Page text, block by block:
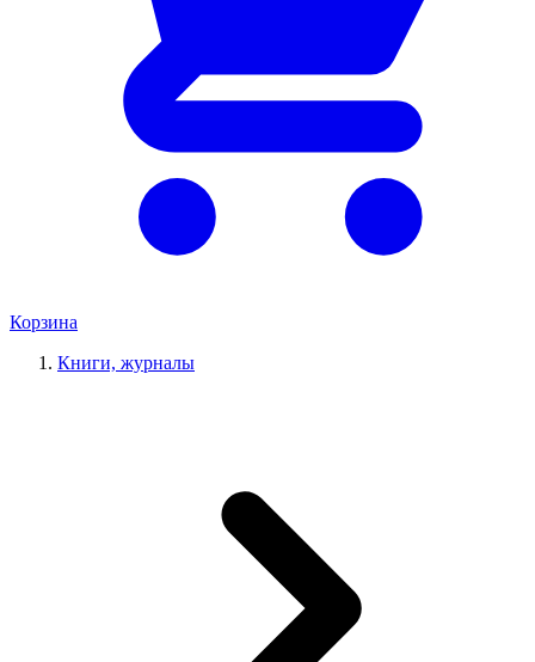
Корзина
Книги, журналы